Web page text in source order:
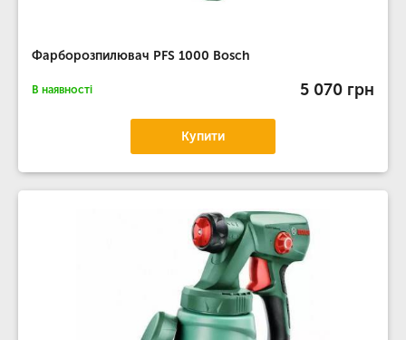
Фарборозпилювач PFS 1000 Bosch
В наявності 5 070 грн
Купити